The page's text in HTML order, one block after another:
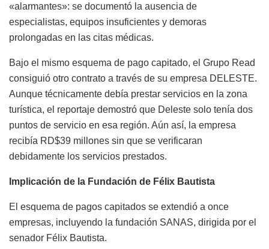
«alarmantes»: se documentó la ausencia de
especialistas, equipos insuficientes y demoras
prolongadas en las citas médicas.
Bajo el mismo esquema de pago capitado, el Grupo Read
consiguió otro contrato a través de su empresa DELESTE.
Aunque técnicamente debía prestar servicios en la zona
turística, el reportaje demostró que Deleste solo tenía dos
puntos de servicio en esa región. Aún así, la empresa
recibía RD$39 millones sin que se verificaran
debidamente los servicios prestados.
Implicación de la Fundación de Félix Bautista
El esquema de pagos capitados se extendió a once
empresas, incluyendo la fundación SANAS, dirigida por el
senador Félix Bautista.